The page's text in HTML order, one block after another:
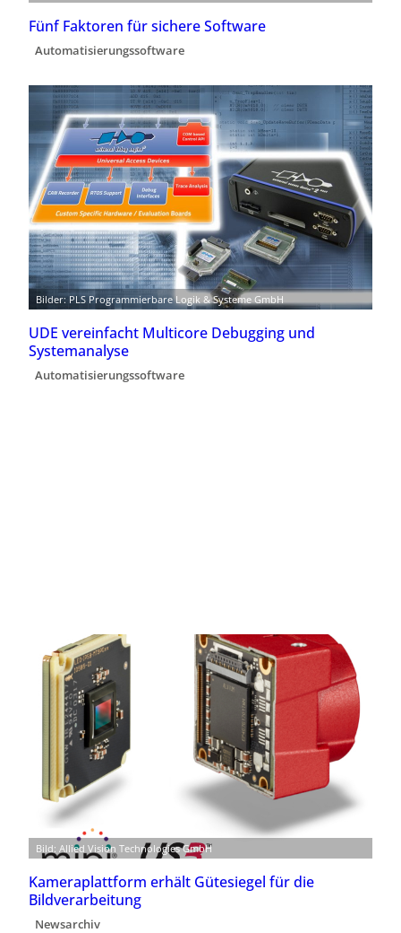
Fünf Faktoren für sichere Software
Automatisierungssoftware
Bilder: PLS Programmierbare Logik & Systeme GmbH
UDE vereinfacht Multicore Debugging und
Systemanalyse
Automatisierungssoftware
Bild: Allied Vision Technologies GmbH
Kameraplattform erhält Gütesiegel für die
Bildverarbeitung
Newsarchiv